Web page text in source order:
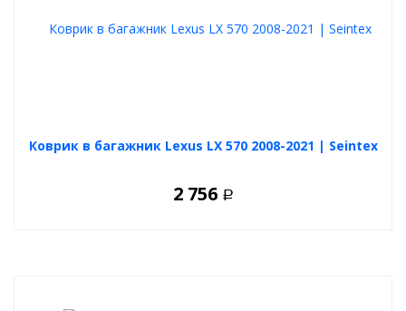
Коврик в багажник Lexus LX 570 2008-2021 | Seintex
2 756 Р